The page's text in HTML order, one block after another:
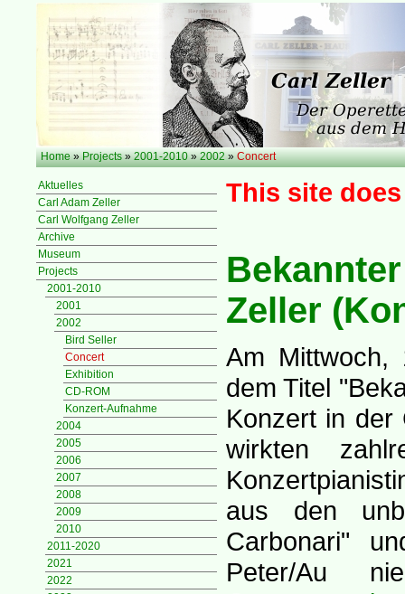
Home »Projects »2001-2010 »2002 »Concert
Aktuelles
Carl Adam Zeller
Carl Wolfgang Zeller
Archive
Museum
Projects
2001-2010
2001
2002
Bird Seller
Concert
Exhibition
CD-ROM
Konzert-Aufnahme
2004
2005
2006
2007
2008
2009
2010
2011-2020
2021
2022
This site
Zeller
Am
dem Titel
Konzert in der
wirkten
aus den
Carbonari"
Peter/Au